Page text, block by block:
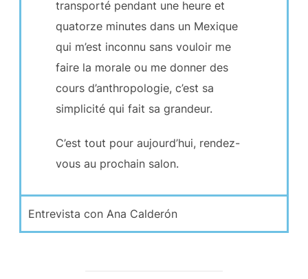
transporté pendant une heure et
quatorze minutes dans un Mexique
qui m’est inconnu sans vouloir me
faire la morale ou me donner des
cours d’anthropologie, c’est sa
simplicité qui fait sa grandeur.
C’est tout pour aujourd’hui, rendez-
vous au prochain salon.
Entrevista con Ana Calderón